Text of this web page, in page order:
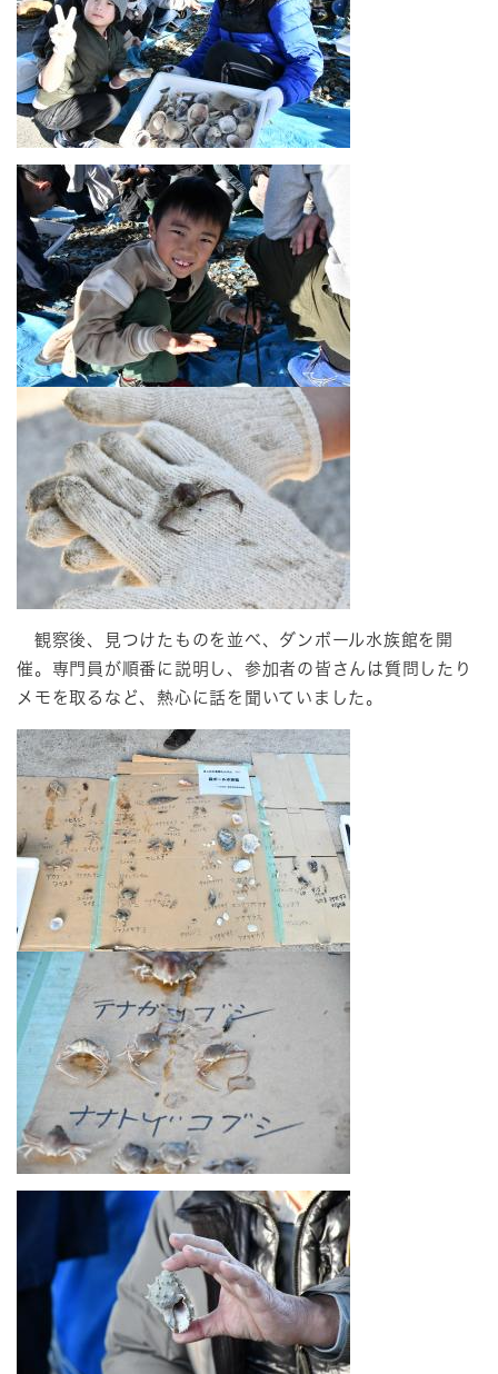
観察後、見つけたものを並べ、ダンボール水族館を開
催。専門員が順番に説明し、参加者の皆さんは質問したり
メモを取るなど、熱心に話を聞いていました。